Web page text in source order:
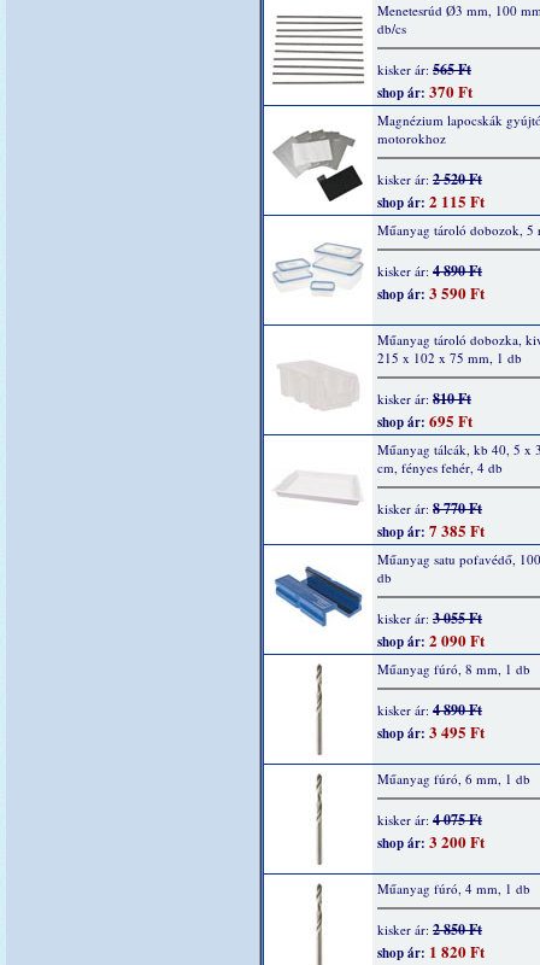
Menetesrúd Ø3 mm, 100
db/cs
kisker ár: 565 Ft
shop ár: 370 Ft
Magnézium lapocskák
motorokhoz
kisker ár: 2 520 Ft
shop ár: 2 115 Ft
Műanyag tároló dobozok, 5
kisker ár: 4 890 Ft
shop ár: 3 590 Ft
Műanyag tároló dobozka,
215 x 102 x 75 mm, 1 db
kisker ár: 810 Ft
shop ár: 695 Ft
Műanyag tálcák, kb 40, 5 x
cm, fényes fehér, 4 db
kisker ár: 8 770 Ft
shop ár: 7 385 Ft
Műanyag satu pofavédő,
db
kisker ár: 3 055 Ft
shop ár: 2 090 Ft
Műanyag fúró, 8 mm, 1 db
kisker ár: 4 890 Ft
shop ár: 3 495 Ft
Műanyag fúró, 6 mm, 1 db
kisker ár: 4 075 Ft
shop ár: 3 200 Ft
Műanyag fúró, 4 mm, 1 db
kisker ár: 2 850 Ft
shop ár: 1 820 Ft